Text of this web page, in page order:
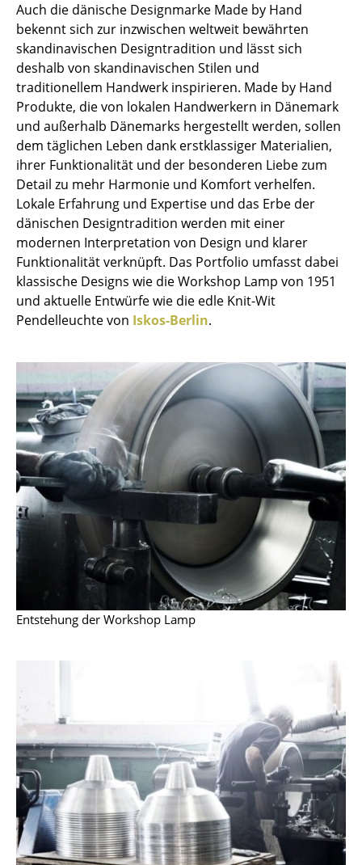
Schreibtische
Sekretäre & PC-Tische
Konferenztische
Stehtische & Stehpulte
Kindertische
Gartentische
Servierwagen
Einzelteile
... alle Tische
Aufbewahren
Bücherregale
Wandregale
Sideboards & Kommoden
TV Möbel
Beistell- & Rollcontainer
Barmöbel
Garderoben
Kleinaufbewahrung
Licht
Hängeleuchten & Deckenleuchten
Tischleuchten
Schreibtischleuchten
Stehleuchten & Leseleuchten
Auch die dänische Designmarke Made by Hand
bekennt sich zur inzwischen weltweit bewährten
skandinavischen Designtradition und lässt sich
deshalb von skandinavischen Stilen und
traditionellem Handwerk inspirieren. Made by Hand
Produkte, die von lokalen Handwerkern in Dänemark
und außerhalb Dänemarks hergestellt werden, sollen
dem täglichen Leben dank erstklassiger Materialien,
ihrer Funktionalität und der besonderen Liebe zum
Detail zu mehr Harmonie und Komfort verhelfen.
Lokale Erfahrung und Expertise und das Erbe der
dänischen Designtradition werden mit einer
modernen Interpretation von Design und klarer
Funktionalität verknüpft. Das Portfolio umfasst dabei
klassische Designs wie die Workshop Lamp von 1951
und aktuelle Entwürfe wie die edle Knit-Wit
Pendelleuchte von Iskos-Berlin.
Entstehung der Workshop Lamp